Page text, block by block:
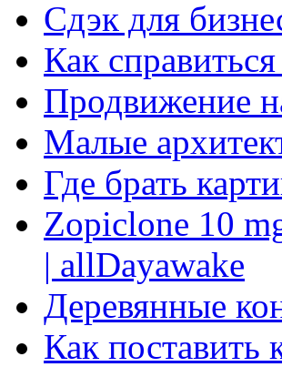
Сдэк для
Как
Продвижение
Малые
Где брать
Zopiclone 10
| allDayawake
Деревянные
Как поставить